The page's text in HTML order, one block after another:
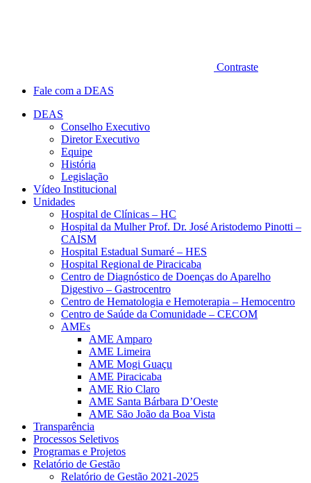
Contraste
Fale com a DEAS
DEAS
Conselho Executivo
Diretor Executivo
Equipe
História
Legislação
Vídeo Institucional
Unidades
Hospital de Clínicas – HC
Hospital da Mulher Prof. Dr. José Aristodemo Pinotti –
CAISM
Hospital Estadual Sumaré – HES
Hospital Regional de Piracicaba
Centro de Diagnóstico de Doenças do Aparelho
Digestivo – Gastrocentro
Centro de Hematologia e Hemoterapia – Hemocentro
Centro de Saúde da Comunidade – CECOM
AMEs
AME Amparo
AME Limeira
AME Mogi Guaçu
AME Piracicaba
AME Rio Claro
AME Santa Bárbara D’Oeste
AME São João da Boa Vista
Transparência
Processos Seletivos
Programas e Projetos
Relatório de Gestão
Relatório de Gestão 2021-2025